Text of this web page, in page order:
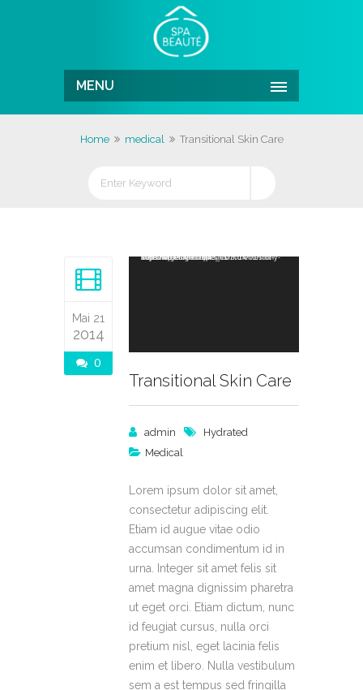
MENU
Home medical Transitional Skin Care
Mai 21
2014
0
Lecteur vidéo
Télécharger le fichier: http://wedesignthemes.com/themes/dt-super/wp-content/uploads/2014/01/funny-animated-movie.mp4?_=1
Transitional Skin Care
admin
Hydrated
Medical
Lorem ipsum dolor sit amet,
consectetur adipiscing elit.
Etiam id augue vitae odio
accumsan condimentum id in
urna. Integer sit amet felis sit
amet magna dignissim pharetra
ut eget orci. Etiam dictum, nunc
id feugiat cursus, nulla orci
pretium nisl, eget lacinia felis
enim et libero. Nulla vestibulum
sem a est tempus sed fringilla